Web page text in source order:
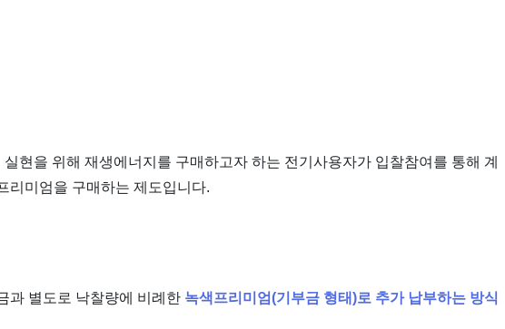
현을 위해 재생에너지를 구매하고자 하는 전기사용자가 입찰참여를 통해 계
리미엄을 구매하는 제도입니다.
과 별도로 낙찰량에 비례한 녹색프리미엄(기부금 형태)로 추가 납부하는 방식